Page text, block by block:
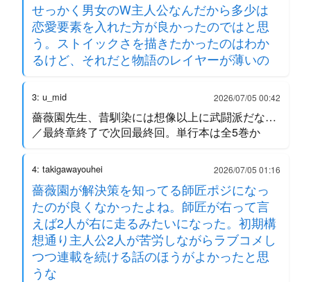
せっかく男女のW主人公なんだから多少は
恋愛要素を入れた方が良かったのではと思
う。ストイックさを描きたかったのはわか
るけど、それだと物語のレイヤーが薄いの
3: u_mid 2026/07/05 00:42
薔薇園先生、昔馴染には想像以上に武闘派だな…
／最終章終了で次回最終回。単行本は全5巻か
4: takigawayouhei 2026/07/05 01:16
薔薇園が解決策を知ってる師匠ポジになっ
たのが良くなかったよね。師匠が右って言
えば2人が右に走るみたいになった。初期構
想通り主人公2人が苦労しながらラブコメし
つつ連載を続ける話のほうがよかったと思
うな